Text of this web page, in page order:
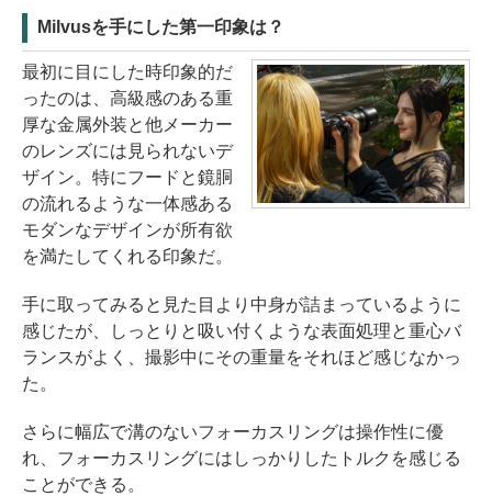
Milvusを手にした第一印象は？
最初に目にした時印象的だ
ったのは、高級感のある重
厚な金属外装と他メーカー
のレンズには見られないデ
ザイン。特にフードと鏡胴
の流れるような一体感ある
モダンなデザインが所有欲
を満たしてくれる印象だ。
手に取ってみると見た目より中身が詰まっているように
感じたが、しっとりと吸い付くような表面処理と重心バ
ランスがよく、撮影中にその重量をそれほど感じなかっ
た。
さらに幅広で溝のないフォーカスリングは操作性に優
れ、フォーカスリングにはしっかりしたトルクを感じる
ことができる。